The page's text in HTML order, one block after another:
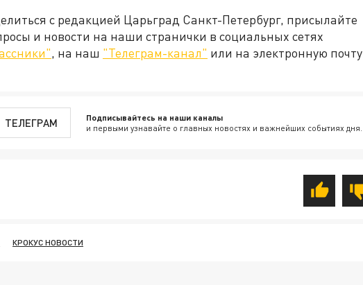
с редакцией Царьград Санкт-Петербург, присылайте
и новости на наши странички в социальных сетях
, на наш "Телеграм-канал" или на электронную почту
ТЕЛЕГРАМ Подписывайтесь на наши каналы
и первыми узнавайте о главных новостях и важнейших событиях дня.
КРОКУС НОВОСТИ